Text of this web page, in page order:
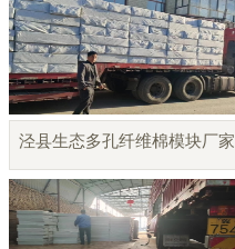
泾县生态多孔纤维棉模块厂家